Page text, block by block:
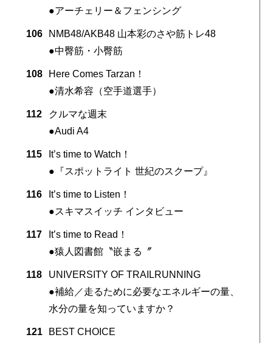
●アーチェリー＆フェンシング
106
NMB48/AKB48 山本彩のさや筋トレ48
●中臀筋・小臀筋
108
Here Comes Tarzan！
●清水希容（空手道選手）
112
クルマな週末
●Audi A4
115
It’s time to Watch！
●『スポットライト 世紀のスクープ』
116
It’s time to Listen！
●スキマスイッチ インタビュー
117
It’s time to Read！
●猿人図書館〝嵌まる〞
118
UNIVERSITY OF TRAILRUNNING
●補給／走るために必要なエネルギーの量、
水分の量を知っていますか？
121
BEST CHOICE